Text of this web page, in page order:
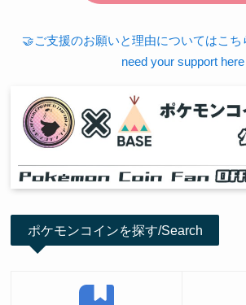
🤝ご支援のお願いと理由についてはこち
need your support here
ポケモンコインを探す/Search